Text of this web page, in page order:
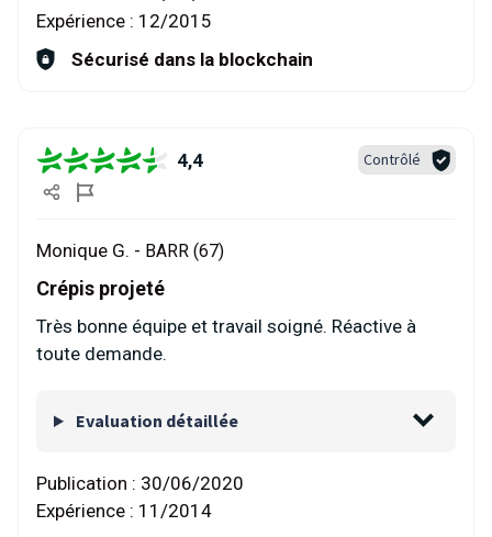
Expérience : 12/2015
Sécurisé dans la blockchain
4,4 Contrôlé
Monique G. - BARR (67)
Crépis projeté
Très bonne équipe et travail soigné. Réactive à
toute demande.
Evaluation détaillée
Publication : 30/06/2020
Expérience : 11/2014